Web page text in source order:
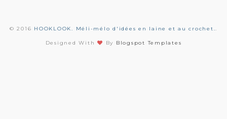
© 2016 HOOKLOOK. Méli-mélo d'idées en laine et au crochet..
Designed With By Blogspot Templates